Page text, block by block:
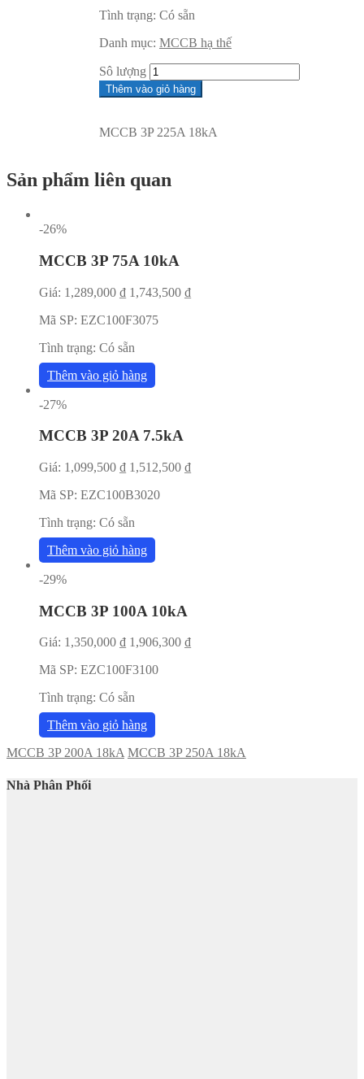
Tình trạng: Có sẵn
Danh mục: MCCB hạ thế
Sô lượng
Thêm vào giỏ hàng
MCCB 3P 225A 18kA
Sản phẩm liên quan
-26%
MCCB 3P 75A 10kA
Giá: 1,289,000 ₫ 1,743,500 ₫
Mã SP: EZC100F3075
Tình trạng: Có sẵn
Thêm vào giỏ hàng
-27%
MCCB 3P 20A 7.5kA
Giá: 1,099,500 ₫ 1,512,500 ₫
Mã SP: EZC100B3020
Tình trạng: Có sẵn
Thêm vào giỏ hàng
-29%
MCCB 3P 100A 10kA
Giá: 1,350,000 ₫ 1,906,300 ₫
Mã SP: EZC100F3100
Tình trạng: Có sẵn
Thêm vào giỏ hàng
MCCB 3P 200A 18kA MCCB 3P 250A 18kA
Nhà Phân Phối